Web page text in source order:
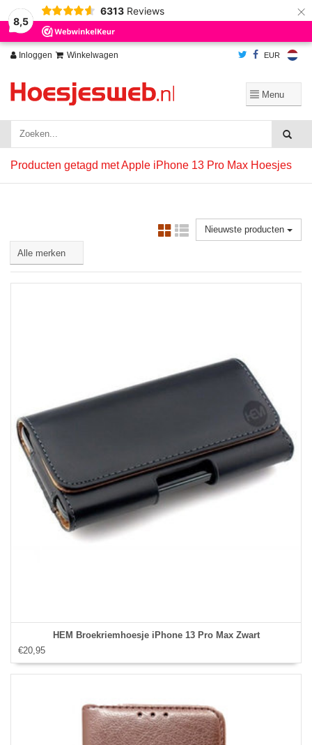
8,5
6313 Reviews ×
Inloggen Winkelwagen EUR
Producten getagd met Apple iPhone 13 Pro Max Hoesjes
Nieuwste producten
HEM Broekriemhoesje iPhone 13 Pro Max Zwart
€20,95
Wij slaan cookies op om onze website te verbeteren. Is dat akkoord?
Ja
Nee